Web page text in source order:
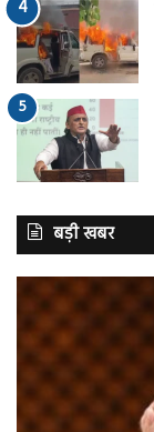
बड़ी खबर